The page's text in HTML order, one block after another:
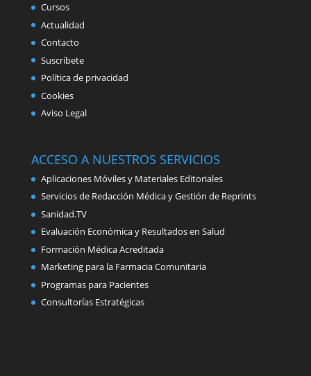
Cursos
Actualidad
Contacto
Suscríbete
Política de privacidad
Cookies
Aviso Legal
ACCESO A NUESTROS SERVICIOS
Aplicaciones Móviles y Materiales Editoriales
Servicios de Redacción Médica y Gestión de Reprints
Sanidad.TV
Evaluación Económica y Resultados en Salud
Formación Médica Acreditada
Marketing para la Farmacia Comunitaria
Programas para Pacientes
Consultorías Estratégicas